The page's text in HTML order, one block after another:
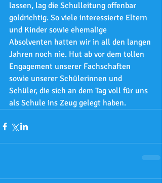
lassen, lag die Schulleitung offenbar
goldrichtig. So viele interessierte Eltern
und Kinder sowie ehemalige
Absolventen hatten wir in all den langen
Jahren noch nie. Hut ab vor dem tollen
Engagement unserer Fachschaften
sowie unserer Schülerinnen und
Schüler, die sich an dem Tag voll für uns
als Schule ins Zeug gelegt haben.